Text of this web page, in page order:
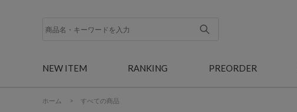
NEW ITEM RANKING PREORDER
ホーム > すべての商品